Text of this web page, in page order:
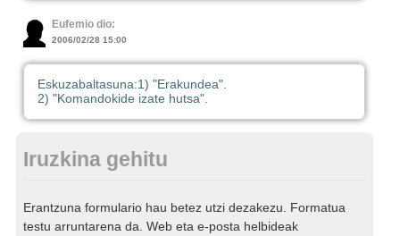
Eufemio dio:
2006/02/28 15:00
Eskuzabaltasuna:1) "Erakundea".
2) "Komandokide izate hutsa".
Iruzkina gehitu
Erantzuna formulario hau betez utzi dezakezu. Formatua
testu arruntarena da. Web eta e-posta helbideak